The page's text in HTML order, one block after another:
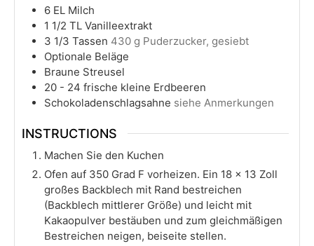
6 EL Milch
1 1/2 TL Vanilleextrakt
3 1/3 Tassen 430 g Puderzucker, gesiebt
Optionale Beläge
Braune Streusel
20 - 24 frische kleine Erdbeeren
Schokoladenschlagsahne siehe Anmerkungen
INSTRUCTIONS
Machen Sie den Kuchen
Ofen auf 350 Grad F vorheizen. Ein 18 x 13 Zoll
großes Backblech mit Rand bestreichen
(Backblech mittlerer Größe) und leicht mit
Kakaopulver bestäuben und zum gleichmäßigen
Bestreichen neigen, beiseite stellen.